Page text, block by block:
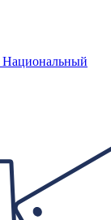
Национальный